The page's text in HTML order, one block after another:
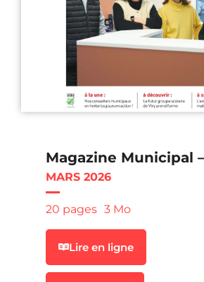
Magazine Municipal –
MARS 2026
20 pages 3 Mo
Lire en ligne